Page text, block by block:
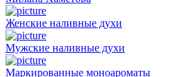
Женские наливные духи
Мужские наливные духи
Маркированные моноароматы